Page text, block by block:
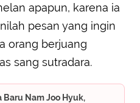
apapun, karena ia
pesan yang ingin
orang berjuang
sang sutradara.
Baru Nam Joo Hyuk,